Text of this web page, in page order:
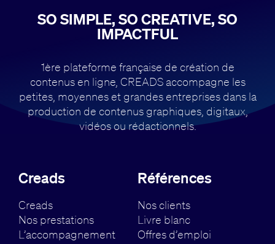
SO SIMPLE, SO CREATIVE, SO
IMPACTFUL
1ère plateforme française de création de
contenus en ligne, CREADS accompagne les
petites, moyennes et grandes entreprises dans la
production de contenus graphiques, digitaux,
vidéos ou rédactionnels.
Creads
Creads
Nos prestations
L’accompagnement
Références
Nos clients
Livre blanc
Offres d’emploi